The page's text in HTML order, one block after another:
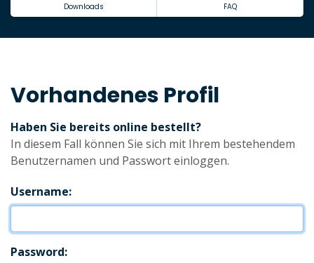
Downloads FAQ
Vorhandenes Profil
Haben Sie bereits online bestellt?
In diesem Fall können Sie sich mit Ihrem bestehendem
Benutzernamen und Passwort einloggen.
Username:
Password: